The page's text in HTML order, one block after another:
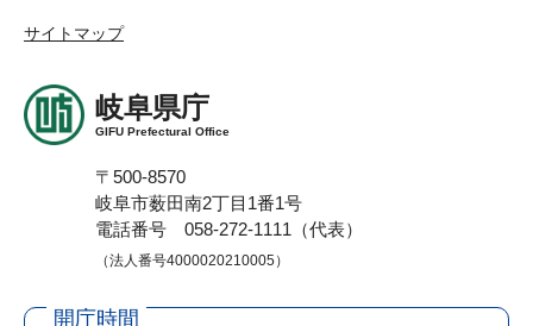
サイトマップ
岐阜県庁
GIFU Prefectural Office
〒500-8570
岐阜市薮田南2丁目1番1号
電話番号 058-272-1111（代表）
（法人番号4000020210005）
開庁時間